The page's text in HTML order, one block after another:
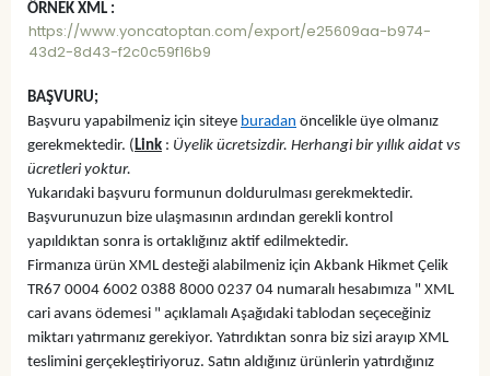
ÖRNEK XML :
https://www.yoncatoptan.com/export/e25609aa-b974-
43d2-8d43-f2c0c59f16b9
BAŞVURU;
Başvuru yapabilmeniz için siteye buradan öncelikle üye olmanız
gerekmektedir. (Link : Üyelik ücretsizdir. Herhangi bir yıllık aidat vs
ücretleri yoktur.
Yukarıdaki başvuru formunun doldurulması gerekmektedir.
Başvurunuzun bize ulaşmasının ardından gerekli kontrol
yapıldıktan sonra is ortaklığınız aktif edilmektedir.
Firmanıza ürün XML desteği alabilmeniz için Akbank Hikmet Çelik
TR67 0004 6002 0388 8000 0237 04 numaralı hesabımıza " XML
cari avans ödemesi " açıklamalı Aşağıdaki tablodan seçeceğiniz
miktarı yatırmanız gerekiyor. Yatırdıktan sonra biz sizi arayıp XML
teslimini gerçekleştiriyoruz. Satın aldığınız ürünlerin yatırdığınız